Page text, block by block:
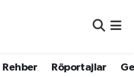
Rehber Röportajlar